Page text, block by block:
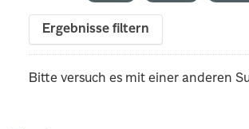
Ergebnisse filtern
Bitte versuch es mit einer anderen